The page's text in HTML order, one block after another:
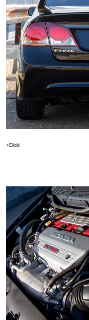
↑Click!